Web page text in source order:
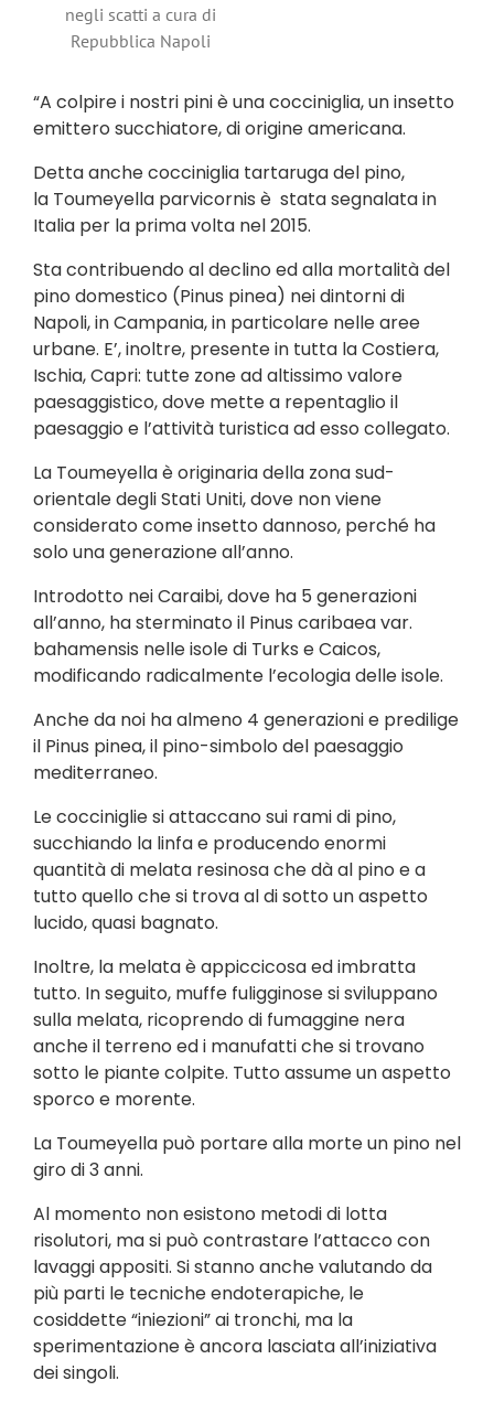
negli scatti a cura di
Repubblica Napoli
“A colpire i nostri pini è una cocciniglia, un insetto
emittero succhiatore, di origine americana.
Detta anche cocciniglia tartaruga del pino,
la Toumeyella parvicornis è stata segnalata in
Italia per la prima volta nel 2015.
Sta contribuendo al declino ed alla mortalità del
pino domestico (Pinus pinea) nei dintorni di
Napoli, in Campania, in particolare nelle aree
urbane. E’, inoltre, presente in tutta la Costiera,
Ischia, Capri: tutte zone ad altissimo valore
paesaggistico, dove mette a repentaglio il
paesaggio e l’attività turistica ad esso collegato.
La Toumeyella è originaria della zona sud-
orientale degli Stati Uniti, dove non viene
considerato come insetto dannoso, perché ha
solo una generazione all’anno.
Introdotto nei Caraibi, dove ha 5 generazioni
all’anno, ha sterminato il Pinus caribaea var.
bahamensis nelle isole di Turks e Caicos,
modificando radicalmente l’ecologia delle isole.
Anche da noi ha almeno 4 generazioni e predilige
il Pinus pinea, il pino-simbolo del paesaggio
mediterraneo.
Le cocciniglie si attaccano sui rami di pino,
succhiando la linfa e producendo enormi
quantità di melata resinosa che dà al pino e a
tutto quello che si trova al di sotto un aspetto
lucido, quasi bagnato.
Inoltre, la melata è appiccicosa ed imbratta
tutto. In seguito, muffe fuligginose si sviluppano
sulla melata, ricoprendo di fumaggine nera
anche il terreno ed i manufatti che si trovano
sotto le piante colpite. Tutto assume un aspetto
sporco e morente.
La Toumeyella può portare alla morte un pino nel
giro di 3 anni.
Al momento non esistono metodi di lotta
risolutori, ma si può contrastare l’attacco con
lavaggi appositi. Si stanno anche valutando da
più parti le tecniche endoterapiche, le
cosiddette “iniezioni” ai tronchi, ma la
sperimentazione è ancora lasciata all’iniziativa
dei singoli.